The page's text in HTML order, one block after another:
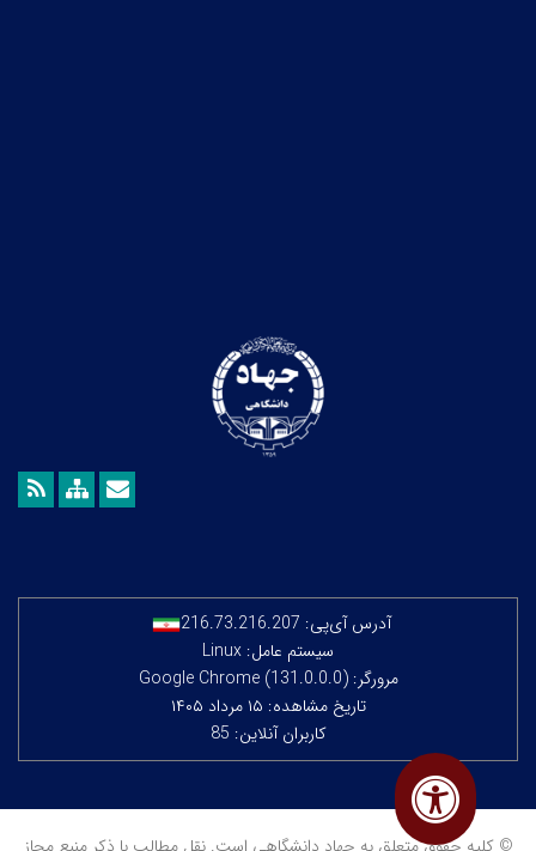
آدرس آی‌پی: 216.73.216.207
سیستم عامل: Linux
مرورگر: Google Chrome (131.0.0.0)
تاریخ مشاهده: ۱۵ مرداد ۱۴۰۵
کاربران آنلاین: 85